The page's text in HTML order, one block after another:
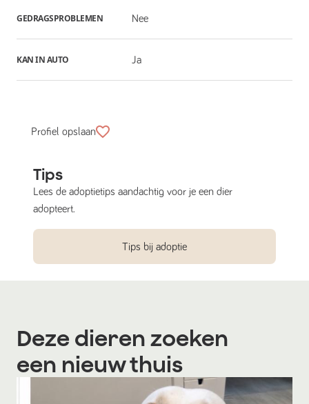
GEDRAGSPROBLEMEN Nee
KAN IN AUTO Ja
Profiel opslaan
Tips
Lees de adoptietips aandachtig voor je een dier
adopteert.
Tips bij adoptie
Deze dieren zoeken
een nieuw thuis